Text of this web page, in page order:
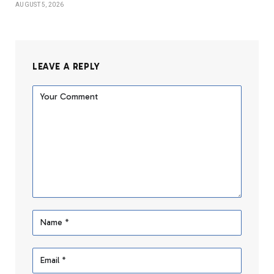
AUGUST 5, 2026
LEAVE A REPLY